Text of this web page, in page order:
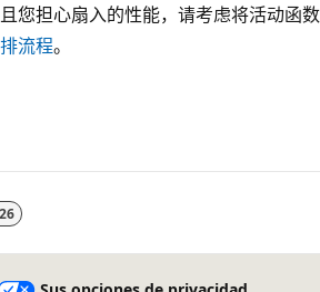
您担心扇入的性能，请考虑将活动函数
流程。